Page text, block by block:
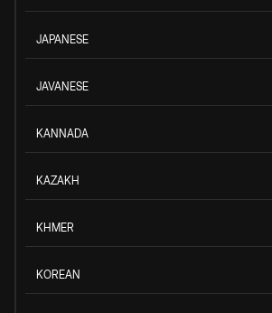
JAPANESE
JAVANESE
KANNADA
KAZAKH
KHMER
KOREAN